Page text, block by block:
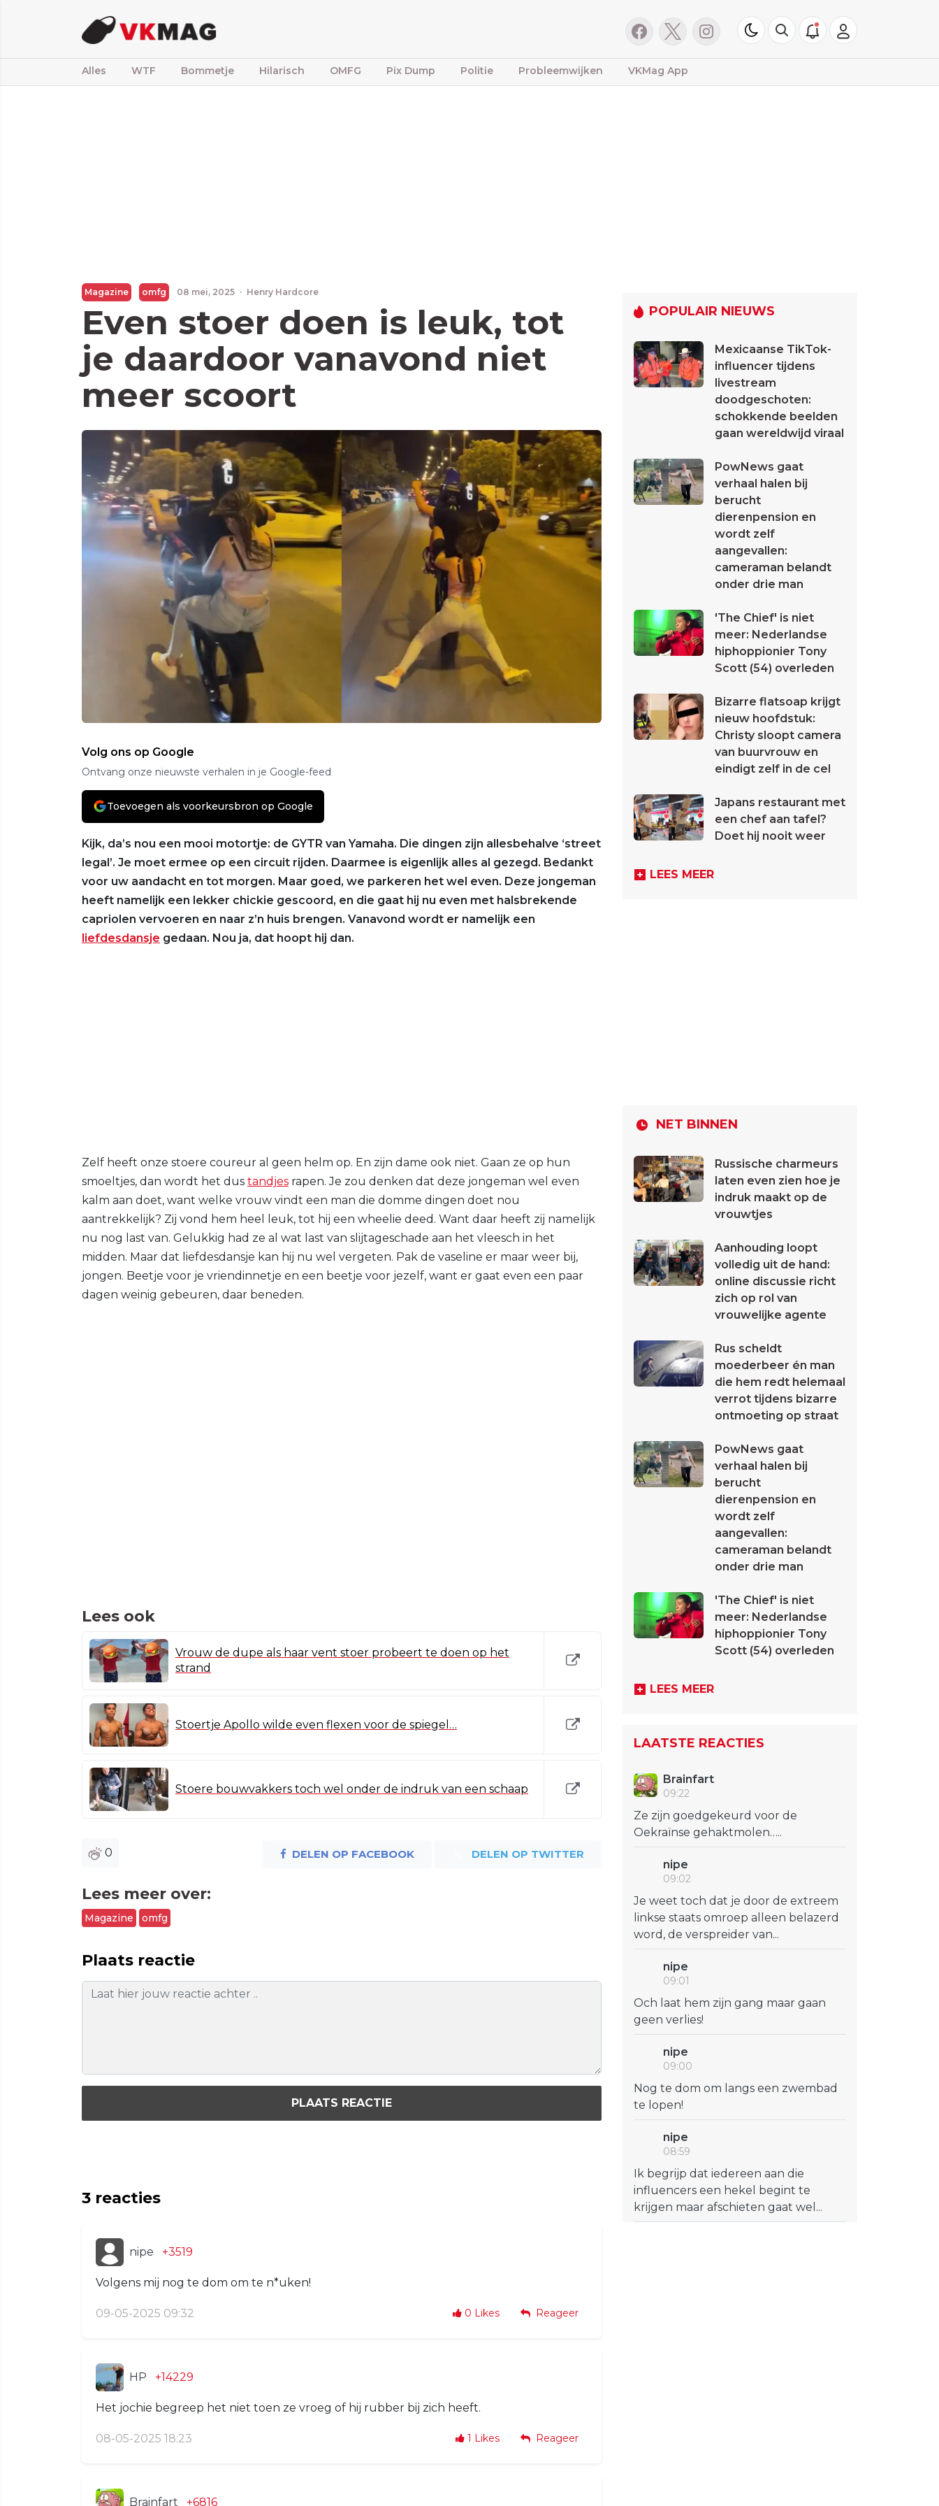
Alles WTF Bommetje Hilarisch OMFG Pix Dump Politie Probleemwijken VKMag App
Magazine omfg 08 mei, 2025 · Henry Hardcore
Even stoer doen is leuk, tot
je daardoor vanavond niet
meer scoort
Volg ons op Google
Ontvang onze nieuwste verhalen in je Google-feed
Toevoegen als voorkeursbron op Google
Kijk, da’s nou een mooi motortje: de GYTR van Yamaha. Die dingen zijn allesbehalve ‘street
legal’. Je moet ermee op een circuit rijden. Daarmee is eigenlijk alles al gezegd. Bedankt
voor uw aandacht en tot morgen. Maar goed, we parkeren het wel even. Deze jongeman
heeft namelijk een lekker chickie gescoord, en die gaat hij nu even met halsbrekende
capriolen vervoeren en naar z’n huis brengen. Vanavond wordt er namelijk een
liefdesdansje gedaan. Nou ja, dat hoopt hij dan.
Zelf heeft onze stoere coureur al geen helm op. En zijn dame ook niet. Gaan ze op hun
smoeltjes, dan wordt het dus tandjes rapen. Je zou denken dat deze jongeman wel even
kalm aan doet, want welke vrouw vindt een man die domme dingen doet nou
aantrekkelijk? Zij vond hem heel leuk, tot hij een wheelie deed. Want daar heeft zij namelijk
nu nog last van. Gelukkig had ze al wat last van slijtageschade aan het vleesch in het
midden. Maar dat liefdesdansje kan hij nu wel vergeten. Pak de vaseline er maar weer bij,
jongen. Beetje voor je vriendinnetje en een beetje voor jezelf, want er gaat even een paar
dagen weinig gebeuren, daar beneden.
Lees ook
Vrouw de dupe als haar vent stoer probeert te doen op het
strand
Stoertje Apollo wilde even flexen voor de spiegel…
Stoere bouwvakkers toch wel onder de indruk van een schaap
0 DELEN OP FACEBOOK DELEN OP TWITTER
Lees meer over:
Magazine omfg
Plaats reactie
PLAATS REACTIE
3 reacties
nipe +3519
Volgens mij nog te dom om te n*uken!
09-05-2025 09:32 0 Likes Reageer
HP +14229
Het jochie begreep het niet toen ze vroeg of hij rubber bij zich heeft.
08-05-2025 18:23 1 Likes Reageer
Brainfart +6816
POPULAIR NIEUWS
Mexicaanse TikTok-
influencer tijdens
livestream
doodgeschoten:
schokkende beelden
gaan wereldwijd viraal
PowNews gaat
verhaal halen bij
berucht
dierenpension en
wordt zelf
aangevallen:
cameraman belandt
onder drie man
'The Chief' is niet
meer: Nederlandse
hiphoppionier Tony
Scott (54) overleden
Bizarre flatsoap krijgt
nieuw hoofdstuk:
Christy sloopt camera
van buurvrouw en
eindigt zelf in de cel
Japans restaurant met
een chef aan tafel?
Doet hij nooit weer
LEES MEER
NET BINNEN
Russische charmeurs
laten even zien hoe je
indruk maakt op de
vrouwtjes
Aanhouding loopt
volledig uit de hand:
online discussie richt
zich op rol van
vrouwelijke agente
Rus scheldt
moederbeer én man
die hem redt helemaal
verrot tijdens bizarre
ontmoeting op straat
PowNews gaat
verhaal halen bij
berucht
dierenpension en
wordt zelf
aangevallen:
cameraman belandt
onder drie man
'The Chief' is niet
meer: Nederlandse
hiphoppionier Tony
Scott (54) overleden
LEES MEER
LAATSTE REACTIES
Brainfart
09:22
Ze zijn goedgekeurd voor de
Oekraïnse gehaktmolen…..
nipe
09:02
Je weet toch dat je door de extreem
linkse staats omroep alleen belazerd
word, de verspreider van...
nipe
09:01
Och laat hem zijn gang maar gaan
geen verlies!
nipe
09:00
Nog te dom om langs een zwembad
te lopen!
nipe
08:59
Ik begrijp dat iedereen aan die
influencers een hekel begint te
krijgen maar afschieten gaat wel...